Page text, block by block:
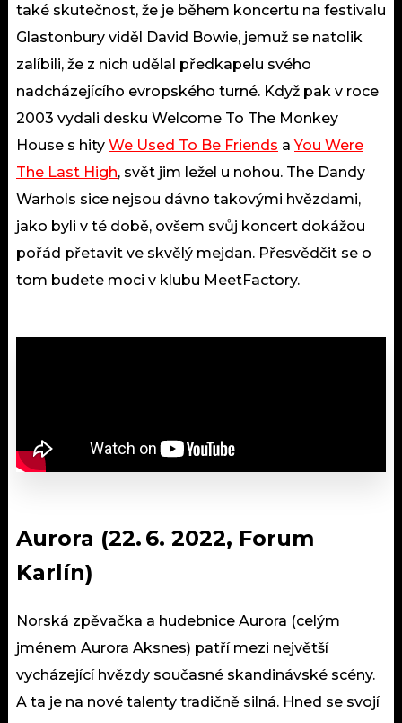
také skutečnost, že je během koncertu na festivalu
Glastonbury viděl David Bowie, jemuž se natolik
zalíbili, že z nich udělal předkapelu svého
nadcházejícího evropského turné. Když pak v roce
2003 vydali desku Welcome To The Monkey
House s hity We Used To Be Friends aYou Were
The Last High, svět jim ležel u nohou. The Dandy
Warhols sice nejsou dávno takovými hvězdami,
jako byli v té době, ovšem svůj koncert dokážou
pořád přetavit ve skvělý mejdan. Přesvědčit se o
tom budete moci v klubu MeetFactory.
Aurora (22. 6. 2022, Forum
Karlín)
Norská zpěvačka a hudebnice Aurora (celým
jménem Aurora Aksnes) patří mezi největší
vycházející hvězdy současné skandinávské scény.
A ta je na nové talenty tradičně silná. Hned se svojí